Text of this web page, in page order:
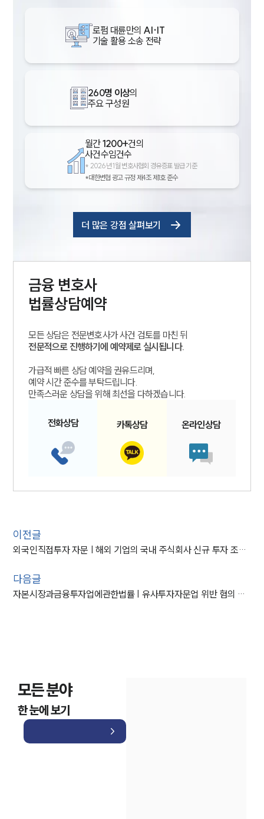
로펌 대륜만의 AI·IT
기술 활용 소송 전략
260명 이상의
주요 구성원
월간1200+건의
사건수임건수
* 2026년 1월 변호사협회 경유증표 발급 기준
*대한변협 광고 규정 제4조 제1호 준수
더 많은 강점 살펴보기
금융 변호사
법률상담예약
모든 상담은 전문변호사가 사건 검토를 마친 뒤
전문적으로 진행하기에 예약제로 실시됩니다.
가급적 빠른 상담 예약을 권유드리며,
예약 시간 준수를 부탁드립니다.
만족스러운 상담을 위해 최선을 다하겠습니다.
전화상담 카톡상담 온라인상담
이전글
외국인직접투자 자문 | 해외 기업의 국내 주식회사 신규 투자 조력 사례
다음글
자본시장과금융투자업에관한법률 | 유사투자자문업 위반 혐의 불송치 사례
모든 분야
한 눈에 보기